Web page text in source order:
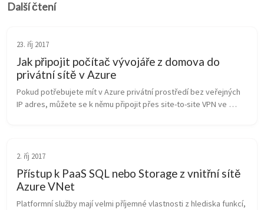
Další čtení
23. říj 2017
Jak připojit počítač vývojáře z domova do
privátní sítě v Azure
Pokud potřebujete mít v Azure privátní prostředí bez veřejných
IP adres, můžete se k němu připojit přes site-to-site VPN ve
2. říj 2017
Přístup k PaaS SQL nebo Storage z vnitřní sítě
Azure VNet
Platformní služby mají velmi příjemné vlastnosti z hlediska funkcí,